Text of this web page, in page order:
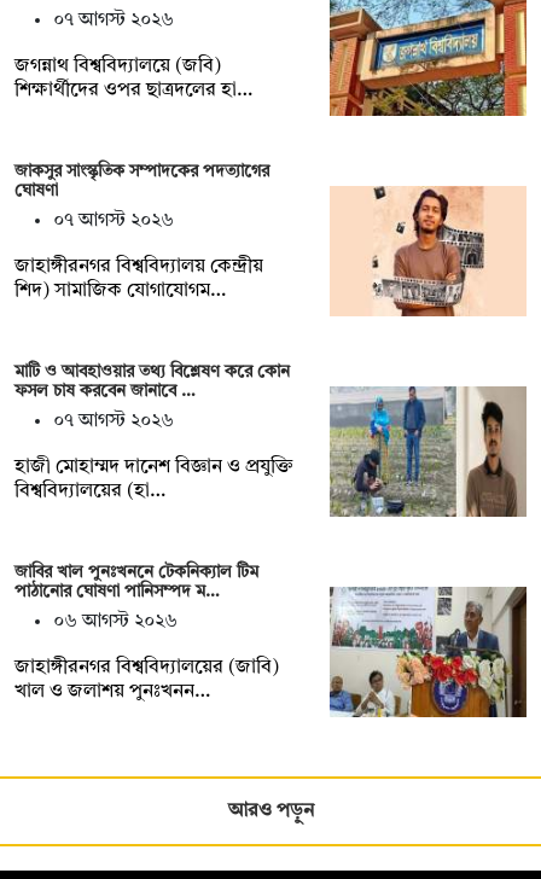
০৭ আগস্ট ২০২৬
জগন্নাথ বিশ্ববিদ্যালয়ে (জবি)
শিক্ষার্থীদের ওপর ছাত্রদলের হা…
জাকসুর সাংস্কৃতিক সম্পাদকের পদত্যাগের
ঘোষণা
০৭ আগস্ট ২০২৬
‎জাহাঙ্গীরনগর বিশ্ববিদ্যালয় কেন্দ্রীয়
শিদ) সামাজিক যোগাযোগম…
মাটি ও আবহাওয়ার তথ্য বিশ্লেষণ করে কোন
ফসল চাষ করবেন জানাবে …
০৭ আগস্ট ২০২৬
হাজী মোহাম্মদ দানেশ বিজ্ঞান ও প্রযুক্তি
বিশ্ববিদ্যালয়ের (হা…
জাবির খাল পুনঃখননে টেকনিক্যাল টিম
পাঠানোর ঘোষণা পানিসম্পদ ম…
০৬ আগস্ট ২০২৬
‎‎জাহাঙ্গীরনগর বিশ্ববিদ্যালয়ের (জাবি)
খাল ও জলাশয় পুনঃখনন…
আরও পড়ুন